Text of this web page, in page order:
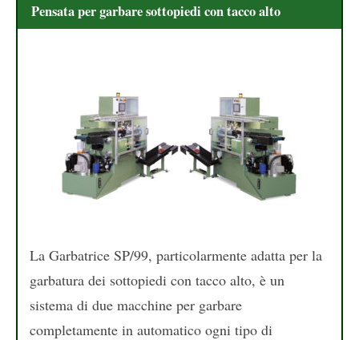
Pensata per garbare sottopiedi con tacco alto
La Garbatrice SP/99, particolarmente adatta per la
garbatura dei sottopiedi con tacco alto, è un
sistema di due macchine per garbare
completamente in automatico ogni tipo di